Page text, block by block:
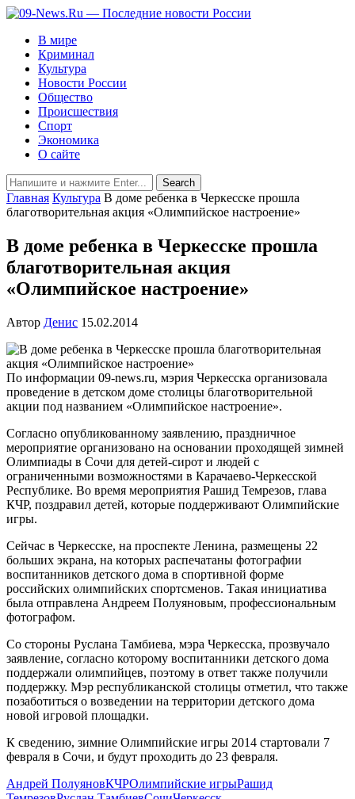
В мире
Криминал
Культура
Новости России
Общество
Происшествия
Спорт
Экономика
О сайте
Главная Культура В доме ребенка в Черкесске прошла
благотворительная акция «Олимпийское настроение»
В доме ребенка в Черкесске прошла
благотворительная акция
«Олимпийское настроение»
Автор Денис 15.02.2014
По информации 09-news.ru, мэрия Черкесска организовала
проведение в детском доме столицы благотворительной
акции под названием «Олимпийское настроение».
Согласно опубликованному заявлению, праздничное
мероприятие организовано на основании проходящей зимней
Олимпиады в Сочи для детей-сирот и людей с
ограниченными возможностями в Карачаево-Черкесской
Республике. Во время мероприятия Рашид Темрезов, глава
КЧР, поздравил детей, которые поддерживают Олимпийские
игры.
Сейчас в Черкесске, на проспекте Ленина, размещены 22
больших экрана, на которых распечатаны фотографии
воспитанников детского дома в спортивной форме
российских олимпийских спортсменов. Такая инициатива
была отправлена Андреем Полуяновым, профессиональным
фотографом.
Со стороны Руслана Тамбиева, мэра Черкесска, прозвучало
заявление, согласно которому воспитанники детского дома
поддержали олимпийцев, поэтому в ответ также получили
поддержку. Мэр республиканской столицы отметил, что также
позаботиться о возведении на территории детского дома
новой игровой площадки.
К сведению, зимние Олимпийские игры 2014 стартовали 7
февраля в Сочи, и будут проходить до 23 февраля.
Андрей ПолуяновКЧРОлимпийские игрыРашид